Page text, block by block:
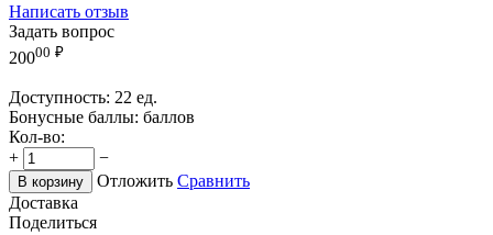
Написать отзыв
Задать вопрос
20000 ₽
Доступность: 22 ед.
Бонусные баллы: баллов
Кол-во:
+
−
В корзину Отложить Сравнить
Доставка
Поделиться